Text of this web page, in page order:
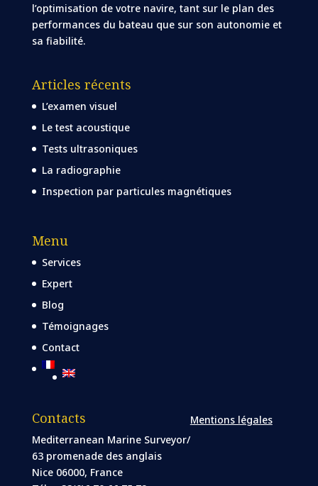
l’optimisation de votre navire, tant sur le plan des
performances du bateau que sur son autonomie et
sa fiabilité.
Articles récents
L’examen visuel
Le test acoustique
Tests ultrasoniques
La radiographie
Inspection par particules magnétiques
Menu
Services
Expert
Blog
Témoignages
Contact
Contacts
Mediterranean Marine Surveyor/
63 promenade des anglais
Nice 06000, France
Mentions légales